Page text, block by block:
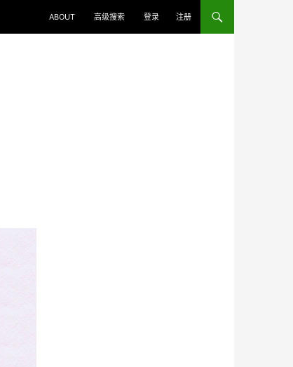
ABOUT 高级搜索 登录 注册